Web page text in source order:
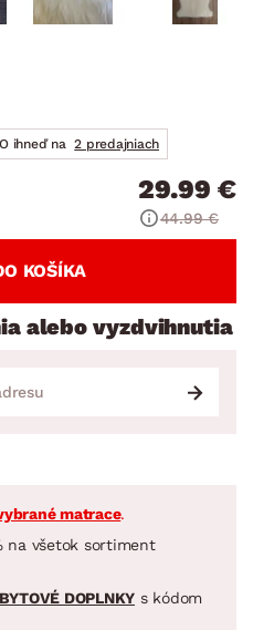
ihneď na 2 predajniach
29.99 €
44.99 €
KOŠÍKA
alebo vyzdvihnutia
matrace.
na všetok sortiment
BYTOVÉ DOPLNKY s kódom